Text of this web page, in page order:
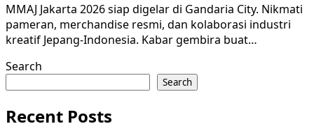
MMAJ Jakarta 2026 siap digelar di Gandaria City. Nikmati
pameran, merchandise resmi, dan kolaborasi industri
kreatif Jepang-Indonesia. Kabar gembira buat…
Search
Search
Recent Posts